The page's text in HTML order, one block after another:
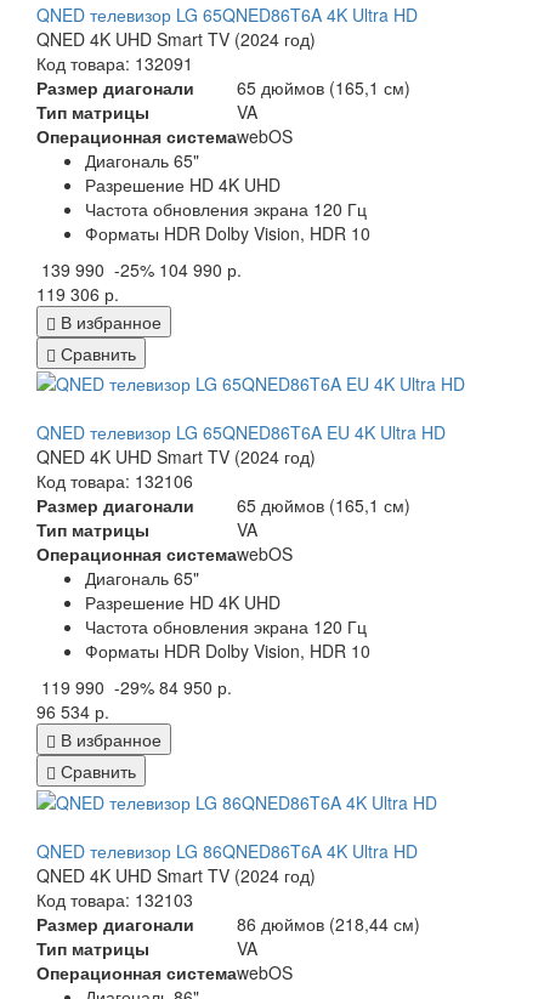
QNED телевизор LG 65QNED86T6A 4K Ultra HD
QNED 4K UHD Smart TV (2024 год)
Код товара: 132091
Размер диагонали
65 дюймов (165,1 см)
Тип матрицы
VA
Операционная системаwebOS
Диагональ 65"
Разрешение HD 4K UHD
Частота обновления экрана 120 Гц
Форматы HDR Dolby Vision, HDR 10
139 990 -25% 104 990 р.
119 306 р.
В избранное
Сравнить
QNED телевизор LG 65QNED86T6A EU 4K Ultra HD
QNED 4K UHD Smart TV (2024 год)
Код товара: 132106
Размер диагонали
65 дюймов (165,1 см)
Тип матрицы
VA
Операционная системаwebOS
Диагональ 65"
Разрешение HD 4K UHD
Частота обновления экрана 120 Гц
Форматы HDR Dolby Vision, HDR 10
119 990 -29% 84 950 р.
96 534 р.
В избранное
Сравнить
QNED телевизор LG 86QNED86T6A 4K Ultra HD
QNED 4K UHD Smart TV (2024 год)
Код товара: 132103
Размер диагонали
86 дюймов (218,44 см)
Тип матрицы
VA
Операционная системаwebOS